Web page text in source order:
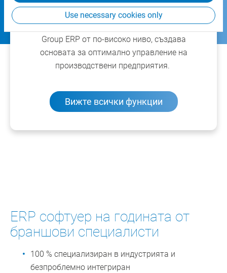
Use necessary cookies only
За фирмени групи и концерни безпроблемното
свързване на браншовото решениес вашата
Group ERP от по-високо ниво, създава
основата за оптимално управление на
производствени предприятия.
Вижте всички функции
ERP софтуер на годината от
браншови специалисти
100 % специализиран в индустрията и
безпроблемно интегриран